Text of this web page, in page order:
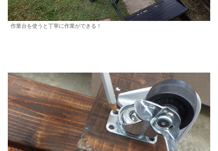
作業台を使うと丁寧に作業ができる！